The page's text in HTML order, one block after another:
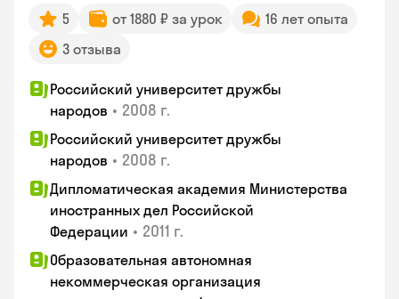
5 от 1880 ₽ за урок
16 лет опыта
3 отзыва
Российский университет дружбы
народов • 2008 г.
Российский университет дружбы
народов • 2008 г.
Дипломатическая академия Министерства
иностранных дел Российской
Федерации • 2011 г.
Образовательная автономная
некоммерческая организация